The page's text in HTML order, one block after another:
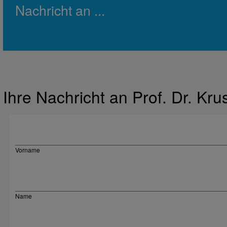
Nachricht an ...
Ihre Nachricht an Prof. Dr.
Vorname
Name